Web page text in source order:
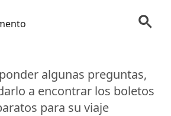
algunas preguntas,
a encontrar los boletos
para su viaje